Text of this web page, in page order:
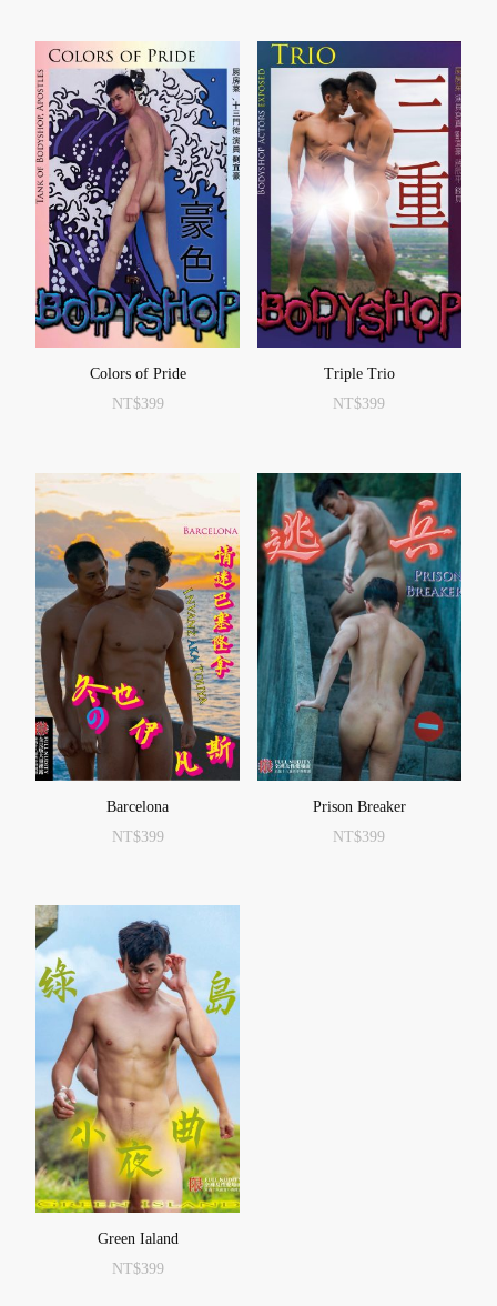
Colors of Pride
NT$399
Triple Trio
NT$399
Barcelona
NT$399
Prison Breaker
NT$399
Green Ialand
NT$399